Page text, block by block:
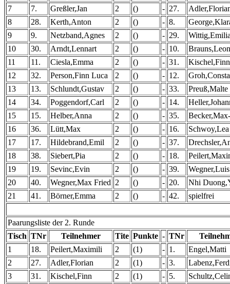
7
7. Greßler,Jan 2 () - 27.
8
28. Kerth,Anton 2 () - 8.
9
9. Netzband,Agnes 2 () - 29.
10
30. Arndt,Lennart 2 () - 10.
11
11. Ciesla,Emma 2 () - 31.
Kischel,Finn
12
32. Person,Finn Luca 2 () - 12.
13
13. Schlundt,Gustav 2 () - 33.
Preuß,Malte
14
34. Poggendorf,Carl 2 () - 14.
15
15. Helber,Anna 2 () - 35.
16
36. Lütt,Max 2 () - 16.
Schwoy,Lea
17
17. Hildebrand,Emil 2 () - 37.
18
38. Siebert,Pia 2 () - 18.
19
19. Sevinc,Evin 2 () - 39.
20
40. Wegner,Max Fried 2 () - 20.
Nhi
21
41. Börner,Emma 2 () - 42. spielfrei
Paarungsliste der 2. Runde
Tisch TNr Teilnehmer Tite Punkte - TNr
1
18. Peilert,Maximili 2 (1) - 1.
Engel,Matti
2
27. Adler,Florian 2 (1) - 3.
3
31. Kischel,Finn 2 (1) - 5.